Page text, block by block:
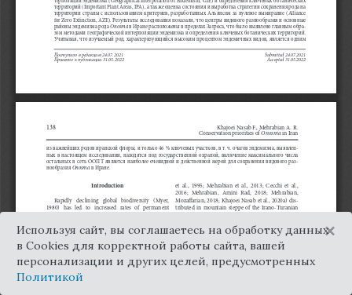
Используя сайт, вы соглашаетесь на обработку данных
в Cookies для корректной работы сайта, вашей
персонализации и других целей, предусмотренных
Политикой
×